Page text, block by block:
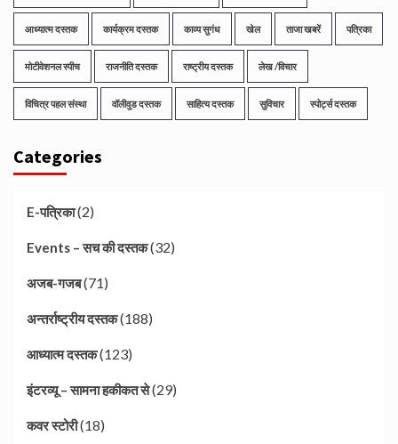
आध्यात्म दस्तक कार्यक्रम दस्तक काव्य सुगंध खेल ताजा खबरें पत्रिका
मोटीवेशनल स्पीच राजनीति दस्तक राष्ट्रीय दस्तक लेख /विचार
विचित्र पहल संस्था वॉलीवुड दस्तक साहित्य दस्तक सुविचार स्पोर्ट्स दस्तक
Categories
E-पत्रिका(2)
Events – सच की दस्तक(32)
अजब-गजब(71)
अन्तर्राष्ट्रीय दस्तक(188)
आध्यात्म दस्तक(123)
इंटरव्यू – सामना हकीकत से(29)
कवर स्टोरी(18)